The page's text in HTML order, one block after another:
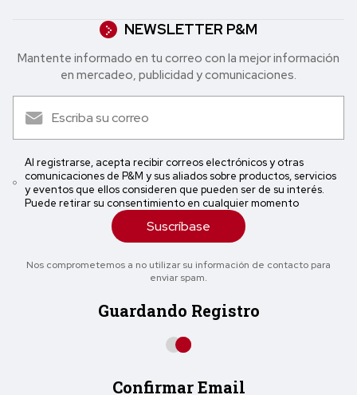
NEWSLETTER P&M
Mantente informado en tu correo con la mejor in formación
en mercadeo, publicidad y comunicaciones.
Al registrarse, acepta recibir correos electrónicos y otras
comunicaciones de P&M y sus aliados sobre productos, servicios
y eventos que ellos consideren que pueden ser de su interés.
Puede retirar su consentimiento en cualquier momento
Suscríbase
Nos comprometemos a no utilizar su información de contacto para
enviar spam.
Guardando Registro
Confirmar Email